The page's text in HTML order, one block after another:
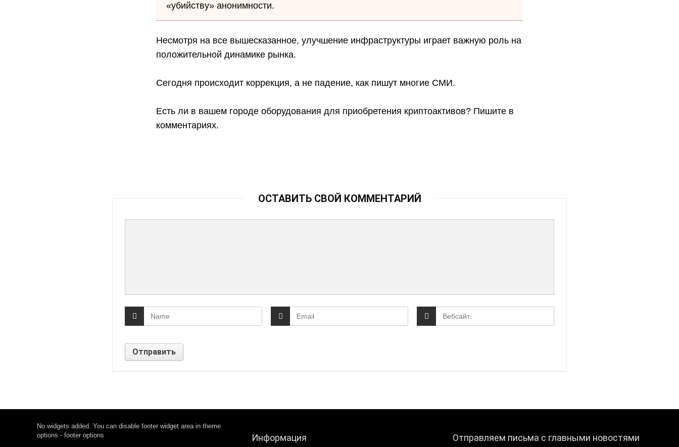
«убийству» анонимности.
Несмотря на все вышесказанное, улучшение инфраструктуры играет важную роль на
положительной динамике рынка.
Сегодня происходит коррекция, а не падение, как пишут многие СМИ.
Есть ли в вашем городе оборудования для приобретения криптоактивов? Пишите в
комментариях.
ОСТАВИТЬ СВОЙ КОММЕНТАРИЙ
No widgets added. You can disable footer widget area in theme
options - footer options
Информация
Отправляем письма с главными новостями